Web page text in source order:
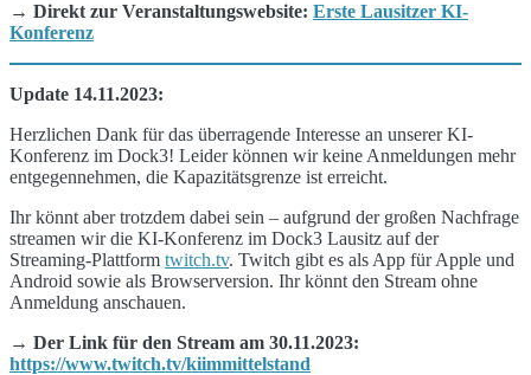
→ Direkt zur Veranstaltungswebsite: Erste Lausitzer KI-
Konferenz
Update 14.11.2023:
Herzlichen Dank für das überragende Interesse an unserer KI-
Konferenz im Dock3! Leider können wir keine Anmeldungen mehr
entgegennehmen, die Kapazitätsgrenze ist erreicht.
Ihr könnt aber trotzdem dabei sein – aufgrund der großen Nachfrage
streamen wir die KI-Konferenz im Dock3 Lausitz auf der
Streaming-Plattform twitch.tv. Twitch gibt es als App für Apple und
Android sowie als Browserversion. Ihr könnt den Stream ohne
Anmeldung anschauen.
→ Der Link für den Stream am 30.11.2023:
https://www.twitch.tv/kiimmittelstand